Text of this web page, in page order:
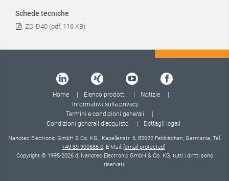
Schede tecniche
ZD-D40 (pdf, 116 KB)
Home Elenco prodotti
Notizie
Informativa sulla privacy
Termini e condizioni generali
Condizioni generali d'acquisto
Dettagli legali
Nanotec Electronic GmbH & Co. KG, Kapellenstr. 6, 85622 Feldkirchen, Germania, Tel.
+49 89 900686-0, E-Mail: [email protected]
Copyright © 1995-2026 di Nanotec Electronic GmbH & Co. KG, tutti i diritti sono
riservati.